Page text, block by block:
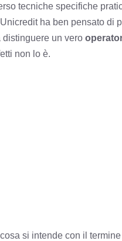
tecniche specifiche
ha ben pensato di
un vero
non lo è.
si intende con il